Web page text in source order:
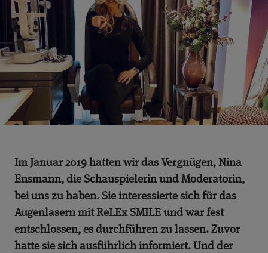
Im Januar 2019 hatten wir das Vergnügen, Nina
Ensmann, die Schauspielerin und Moderatorin,
bei uns zu haben. Sie interessierte sich für das
Augenlasern mit ReLEx SMILE und war fest
entschlossen, es durchführen zu lassen. Zuvor
hatte sie sich ausführlich informiert. Und der